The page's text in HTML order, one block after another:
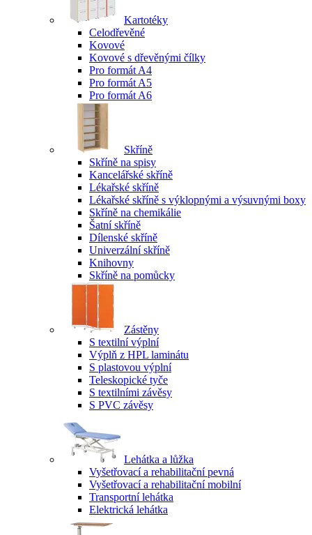
Kartotéky
Celodřevěné
Kovové
Kovové s dřevěnými čílky
Pro formát A4
Pro formát A5
Pro formát A6
Skříně
Skříně na spisy
Kancelářské skříně
Lékařské skříně
Lékařské skříně s výklopnými a výsuvnými boxy
Skříně na chemikálie
Šatní skříně
Dílenské skříně
Univerzální skříně
Knihovny
Skříně na pomůcky
Zástěny
S textilní výplní
Výplň z HPL laminátu
S plastovou výplní
Teleskopické tyče
S textilními závěsy
S PVC závěsy
Lehátka a lůžka
Vyšetřovací a rehabilitační pevná
Vyšetřovací a rehabilitační mobilní
Transportní lehátka
Elektrická lehátka